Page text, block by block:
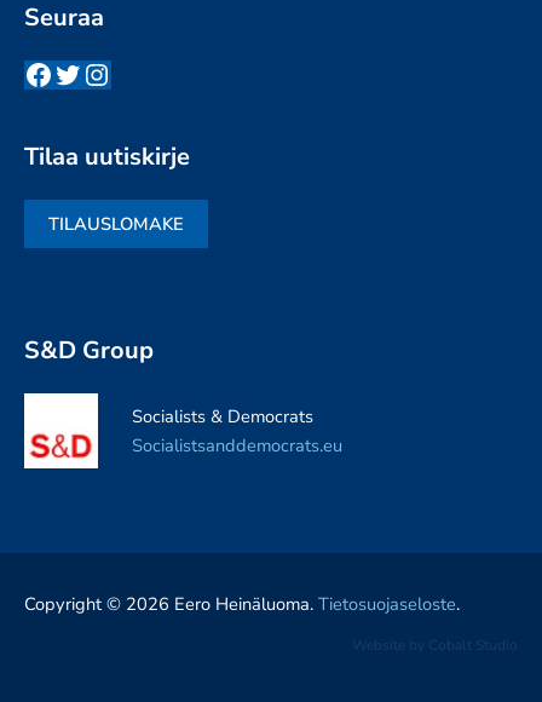
Seuraa
Facebook
Twitter
Instagram
Tilaa uutiskirje
TILAUSLOMAKE
S&D Group
Socialists & Democrats
Socialistsanddemocrats.eu
Copyright © 2026 Eero Heinäluoma. Tietosuojaseloste.
Website by Cobalt Studio